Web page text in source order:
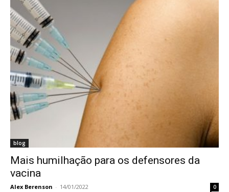
blog
Mais humilhação para os defensores da
vacina
Alex Berenson - 14/01/2022 0